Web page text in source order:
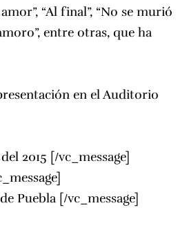
“Al final”, “No se murió
entre otras, que ha
en el Auditorio
2015 [/vc_message]
Puebla [/vc_message]